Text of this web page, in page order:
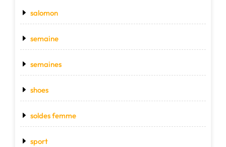
salomon
semaine
semaines
shoes
soldes femme
sport